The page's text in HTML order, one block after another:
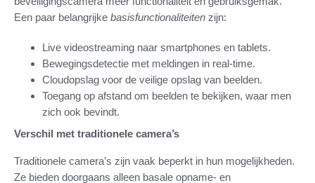
Een paar belangrijke basisfunctionaliteiten zijn:
Live videostreaming naar smartphones en tablets.
Bewegingsdetectie met meldingen in real-time.
Cloudopslag voor de veilige opslag van beelden.
Toegang op afstand om beelden te bekijken, waar men
zich ook bevindt.
Verschil met traditionele camera’s
Traditionele camera’s zijn vaak beperkt in hun mogelijkheden.
Ze bieden doorgaans alleen basale opname- en